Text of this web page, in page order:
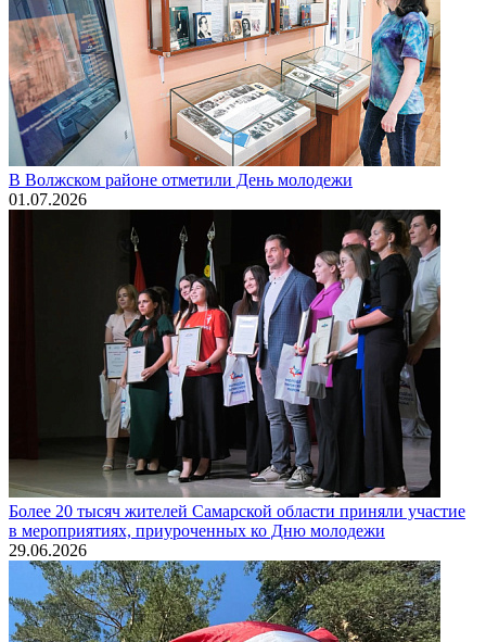
В Волжском районе отметили День молодежи
01.07.2026
Более 20 тысяч жителей Самарской области приняли участие
в мероприятиях, приуроченных ко Дню молодежи
29.06.2026